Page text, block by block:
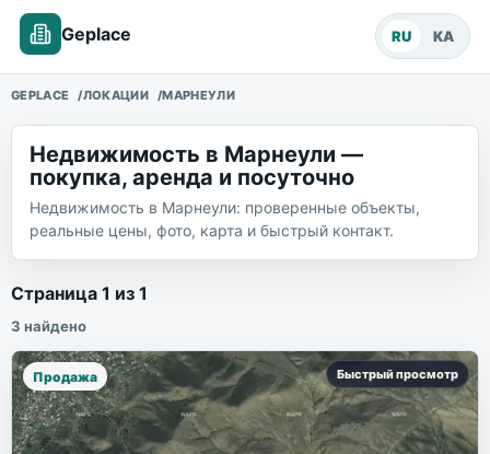
Geplace RU KA
GEPLACE ЛОКАЦИИ МАРНЕУЛИ
Недвижимость в Марнеули —
покупка, аренда и посуточно
Недвижимость в Марнеули: проверенные объекты,
реальные цены, фото, карта и быстрый контакт.
Объекты недвижимости
Страница 1 из 1
3 найдено
Продажа Быстрый просмотр